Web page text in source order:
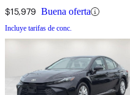
$15,979 Buena oferta
Incluye tarifas de conc.